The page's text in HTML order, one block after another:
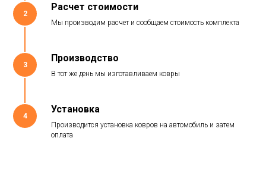
2
Расчет стоимости
Мы производим расчет и сообщаем стоимость комплекта
3
Производство
В тот же день мы изготавливаем ковры
4
Установка
Производится установка ковров на автомобиль и затем
оплата